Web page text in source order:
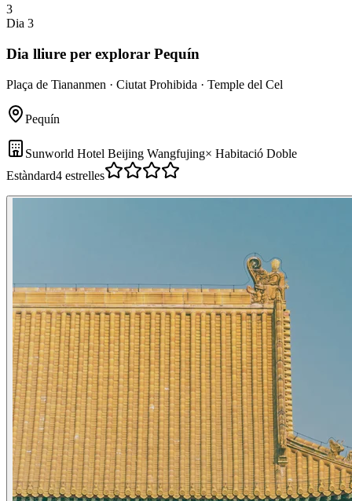
3
Dia 3
Dia lliure per explorar Pequín
Plaça de Tiananmen · Ciutat Prohibida · Temple del Cel
Pequín
Sunworld Hotel Beijing Wangfujing× Habitació Doble
Estàndard4 estrelles